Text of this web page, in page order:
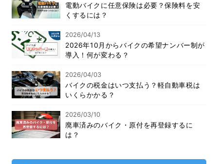
電動バイクに任意保険は必要？保険料を安
くするには？
2026/04/13
2026年10月からバイクの希望ナンバー制が
導入！何が変わる？
2026/04/03
バイクの税金はいつ支払う？軽自動車税は
いくらかかる？
2026/03/10
廃車済みのバイク・原付を再登録するに
は？